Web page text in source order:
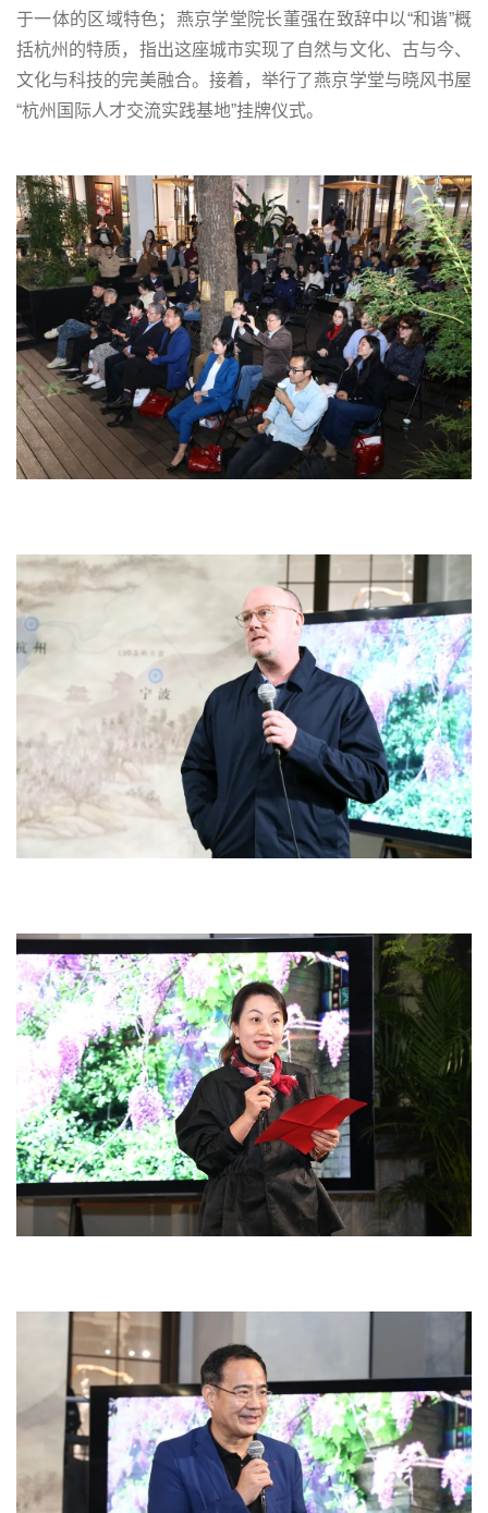
于一体的区域特色；燕京学堂院长董强在致辞中以“和谐”概
括杭州的特质，指出这座城市实现了自然与文化、古与今、
文化与科技的完美融合。接着，举行了燕京学堂与晓风书屋
“杭州国际人才交流实践基地”挂牌仪式。